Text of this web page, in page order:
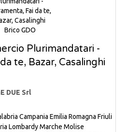
Plurimandatari -
te, Bazar, Casalinghi
DUE Srl
Campania Emilia Romagna Friuli
LombardyMarche Molise